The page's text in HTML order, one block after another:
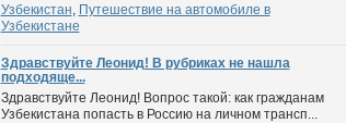
Узбекистан, Путешествие на автомобиле в
Узбекистане
Здравствуйте Леонид! В рубриках не нашла
подходяще...
Здравствуйте Леонид! Вопрос такой: как гражданам
Узбекистана попасть в Россию на личном трансп...